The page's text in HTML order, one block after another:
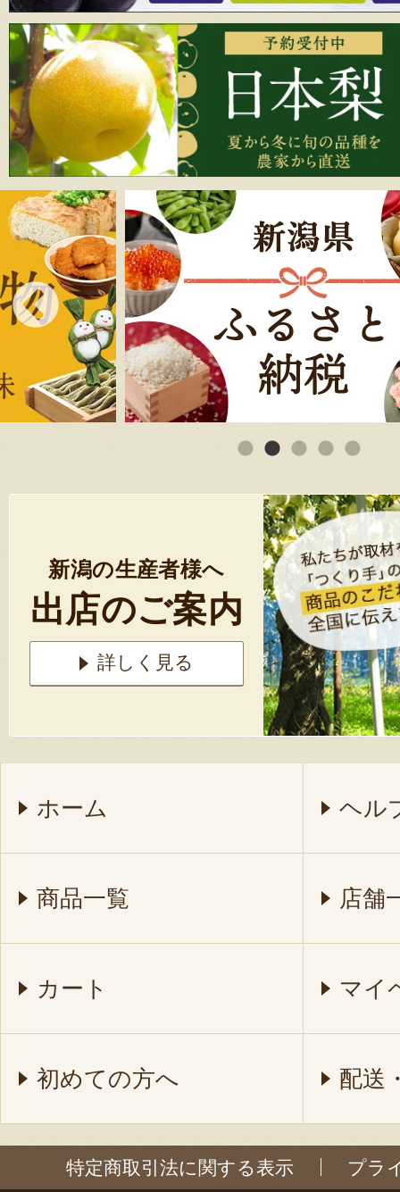
新潟の生産者様へ
出店のご案内
詳しく見る
ホーム ヘル
商品一覧 店舗
カート マイ
初めての方へ 配送
特定商取引法に関する表示 プラ